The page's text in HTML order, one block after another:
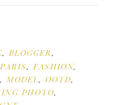
, BLOGGER
FASHION,
MODEL OOTD
PHOTO